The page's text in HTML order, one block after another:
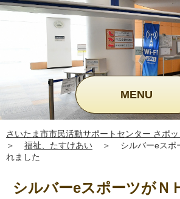
MENU
さいたま市市民活動サポートセンター さポッ
＞
福祉、たすけあい ＞
シルバーeスポ
れました
シルバーeスポーツがＮ